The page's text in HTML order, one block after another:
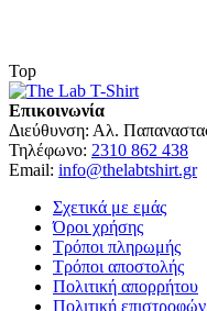
Top
Επικοινωνία
Διεύθυνση: Αλ.
Τηλέφωνο: 2310 862 438
Email: info@thelabtshirt.gr
Σχετικά με εμάς
Όροι χρήσης
Τρόποι πληρωμής
Τρόποι αποστολής
Πολιτική απορρήτου
Πολιτική επιστροφών